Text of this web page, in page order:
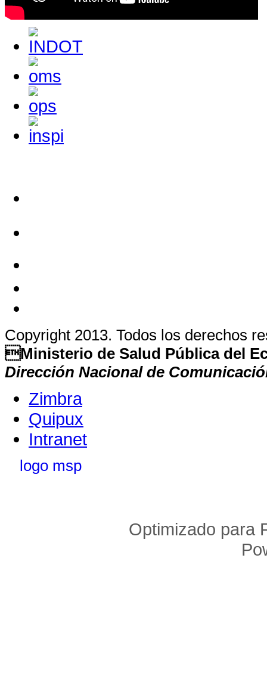
Copyright 2013. Todos los derechos
Ministerio de Salud Pública del
Dirección Nacional de
Zimbra
Quipux
Intranet
Optimizado para